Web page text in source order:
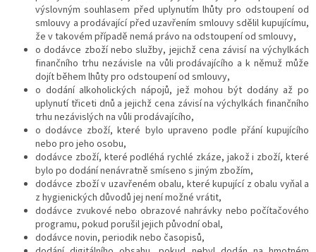
výslovným souhlasem před uplynutím lhůty pro odstoupení od
smlouvy a prodávající před uzavřením smlouvy sdělil kupujícímu,
že v takovém případě nemá právo na odstoupení od smlouvy,
o dodávce zboží nebo služby, jejichž cena závisí na výchylkách
finančního trhu nezávisle na vůli prodávajícího a k němuž může
dojít během lhůty pro odstoupení od smlouvy,
o dodání alkoholických nápojů, jež mohou být dodány až po
uplynutí třiceti dnů a jejichž cena závisí na výchylkách finančního
trhu nezávislých na vůli prodávajícího,
o dodávce zboží, které bylo upraveno podle přání kupujícího
nebo pro jeho osobu,
dodávce zboží, které podléhá rychlé zkáze, jakož i zboží, které
bylo po dodání nenávratně smíseno s jiným zbožím,
dodávce zboží v uzavřeném obalu, které kupující z obalu vyňal a
z hygienických důvodů jej není možné vrátit,
dodávce zvukové nebo obrazové nahrávky nebo počítačového
programu, pokud porušil jejich původní obal,
dodávce novin, periodik nebo časopisů,